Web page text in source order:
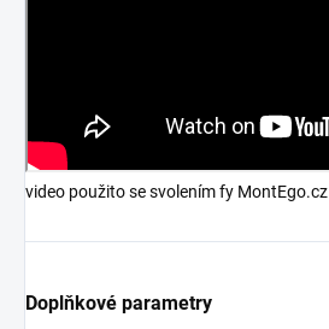
video použito se svolením fy MontEgo.cz
Doplňkové parametry